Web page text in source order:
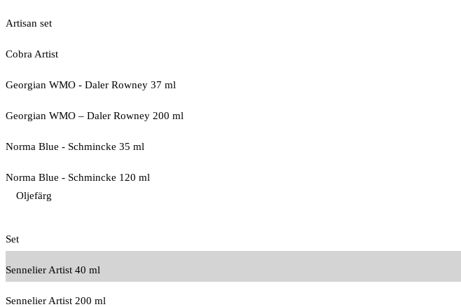
Artisan set
Cobra Artist
Georgian WMO - Daler Rowney 37 ml
Georgian WMO – Daler Rowney 200 ml
Norma Blue - Schmincke 35 ml
Norma Blue - Schmincke 120 ml
Oljefärg
Set
Sennelier Artist 40 ml
Sennelier Artist 200 ml